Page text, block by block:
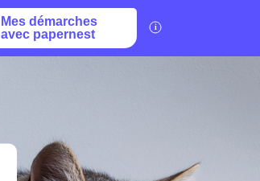
Mes démarches
avec papernest